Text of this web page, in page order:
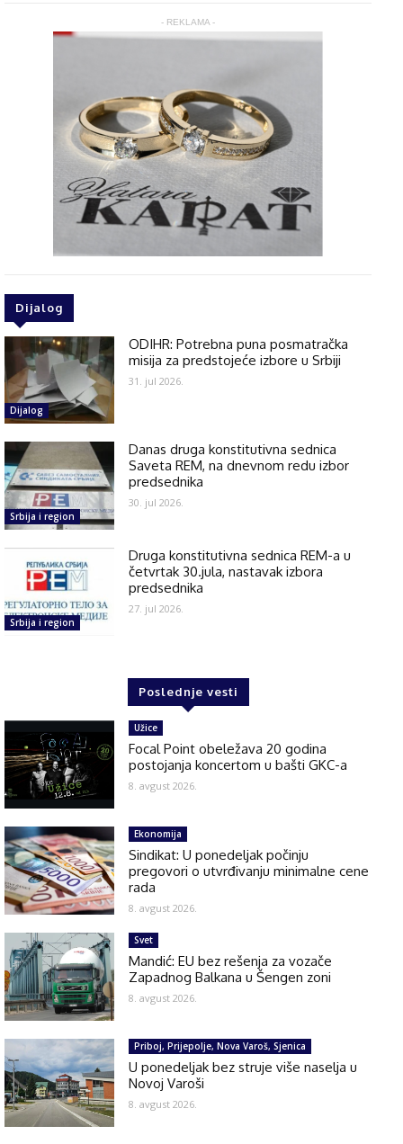
- REKLAMA -
Dijalog
Dijalog
ODIHR: Potrebna puna posmatračka
misija za predstojeće izbore u Srbiji
31. jul 2026.
Srbija i region
Danas druga konstitutivna sednica
Saveta REM, na dnevnom redu izbor
predsednika
30. jul 2026.
Srbija i region
Druga konstitutivna sednica REM-a u
četvrtak 30.jula, nastavak izbora
predsednika
27. jul 2026.
Poslednje vesti
Užice
Focal Point obeležava 20 godina
postojanja koncertom u bašti GKC-a
8. avgust 2026.
Ekonomija
Sindikat: U ponedeljak počinju
pregovori o utvrđivanju minimalne cene
rada
8. avgust 2026.
Svet
Mandić: EU bez rešenja za vozače
Zapadnog Balkana u Šengen zoni
8. avgust 2026.
Priboj, Prijepolje, Nova Varoš, Sjenica
U ponedeljak bez struje više naselja u
Novoj Varoši
8. avgust 2026.